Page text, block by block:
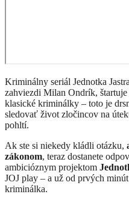
Kriminálny seriál Jednotka
zahviezdi Milan Ondrík, štartuje
klasické kriminálky – toto je
sledovať život zločincov na
pohltí.
Ak ste si niekedy kládli otázku,
zákonom, teraz dostanete
ambicióznym projektom
JOJ play – a už od prvých
kriminálka.